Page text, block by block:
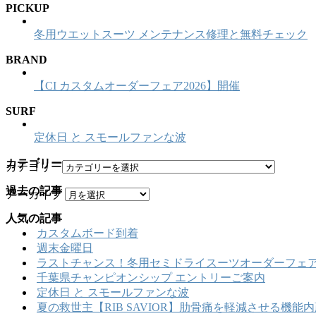
PICKUP
冬用ウエットスーツ メンテナンス修理と無料チェック
BRAND
【CI カスタムオーダーフェア2026】開催
SURF
定休日 と スモールファンな波
カテゴリー
カテゴリー
過去の記事
アーカイブ
人気の記事
カスタムボード到着
週末金曜日
ラストチャンス！冬用セミドライスーツオーダーフェ
千葉県チャンピオンシップ エントリーご案内
定休日 と スモールファンな波
夏の救世主【RIB SAVIOR】肋骨痛を軽減させる機能